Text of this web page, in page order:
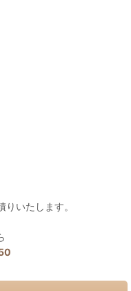
いたします。